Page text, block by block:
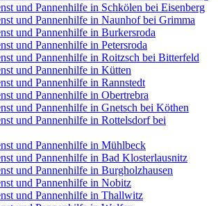
und Pannenhilfe in Schkölen bei Eisenberg
und Pannenhilfe in Naunhof bei Grimma
und Pannenhilfe in Burkersroda
und Pannenhilfe in Petersroda
und Pannenhilfe in Roitzsch bei Bitterfeld
und Pannenhilfe in Kütten
und Pannenhilfe in Rannstedt
und Pannenhilfe in Obertrebra
und Pannenhilfe in Gnetsch bei Köthen
und Pannenhilfe in Rottelsdorf bei
und Pannenhilfe in Mühlbeck
und Pannenhilfe in Bad Klosterlausnitz
und Pannenhilfe in Burgholzhausen
und Pannenhilfe in Nobitz
und Pannenhilfe in Thallwitz